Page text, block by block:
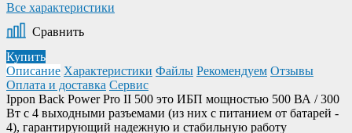
Все характеристики
Сравнить
Купить
Описание Характеристики Файлы Рекомендуем Отзывы
Оплата и доставка Сервис
Ippon Back Power Pro II 500 это ИБП мощностью 500 ВА / 300
Вт с 4 выходными разъемами (из них с питанием от батарей -
4), гарантирующий надежную и стабильную работу